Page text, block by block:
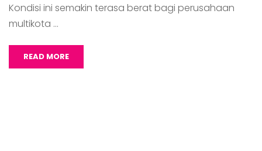
Kondisi ini semakin terasa berat bagi perusahaan
multikota …
READ MORE